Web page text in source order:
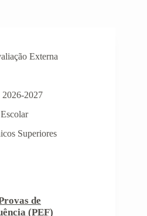
Externa
2027
Superiores
de
no separador
FINAIS E